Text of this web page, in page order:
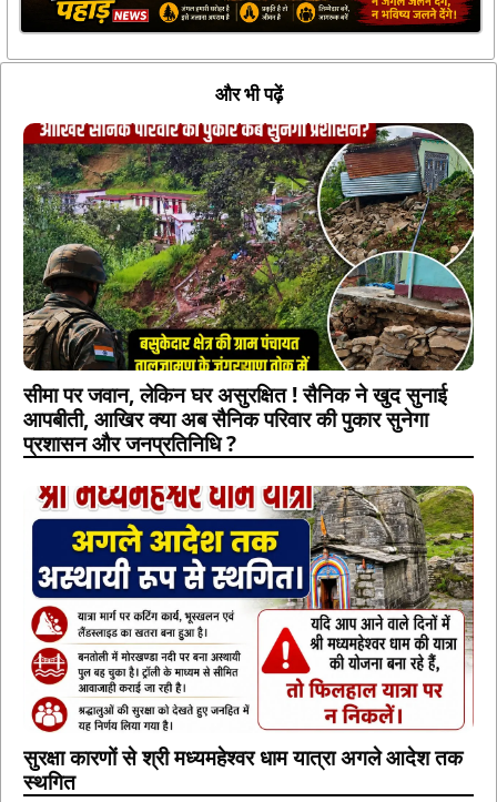
और भी पढ़ें
सीमा पर जवान, लेकिन घर असुरक्षित ! सैनिक ने खुद सुनाई
आपबीती, आखिर क्या अब सैनिक परिवार की पुकार सुनेगा
प्रशासन और जनप्रतिनिधि ?
सुरक्षा कारणों से श्री मध्यमहेश्वर धाम यात्रा अगले आदेश तक
स्थगित